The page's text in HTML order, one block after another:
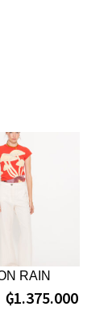
RAIN
₲1.375.000